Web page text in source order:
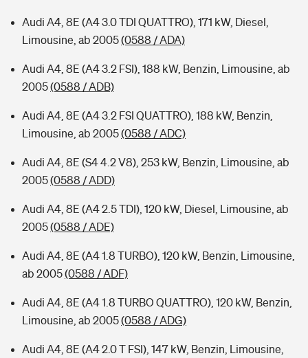
Audi A4, 8E (A4 3.0 TDI QUATTRO), 171 kW, Diesel,
Limousine, ab 2005(0588 / ADA)
Audi A4, 8E (A4 3.2 FSI), 188 kW, Benzin, Limousine, ab
2005(0588 / ADB)
Audi A4, 8E (A4 3.2 FSI QUATTRO), 188 kW, Benzin,
Limousine, ab 2005(0588 / ADC)
Audi A4, 8E (S4 4.2 V8), 253 kW, Benzin, Limousine, ab
2005(0588 / ADD)
Audi A4, 8E (A4 2.5 TDI), 120 kW, Diesel, Limousine, ab
2005(0588 / ADE)
Audi A4, 8E (A4 1.8 TURBO), 120 kW, Benzin, Limousine,
ab 2005(0588 / ADF)
Audi A4, 8E (A4 1.8 TURBO QUATTRO), 120 kW, Benzin,
Limousine, ab 2005(0588 / ADG)
Audi A4, 8E (A4 2.0 T FSI), 147 kW, Benzin, Limousine,